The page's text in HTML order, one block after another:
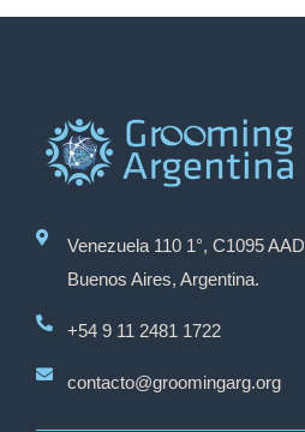
Venezuela 110 1°, C1095 AAD
Buenos Aires, Argentina.
+54 9 11 2481 1722
contacto@groomingarg.org